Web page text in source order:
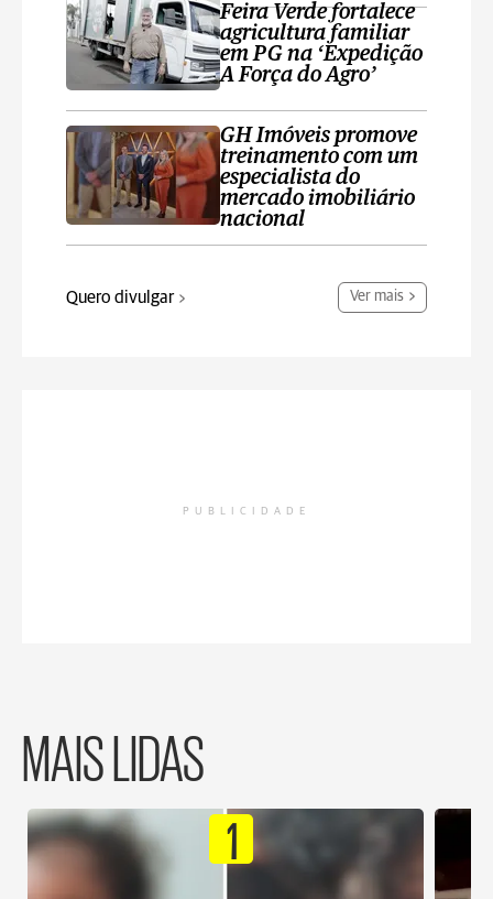
Feira Verde fortalece
agricultura familiar
em PG na ‘Expedição
A Força do Agro’
GH Imóveis promove
treinamento com um
especialista do
mercado imobiliário
nacional
Quero divulgar Ver mais
PUBLICIDADE
MAIS LIDAS
1